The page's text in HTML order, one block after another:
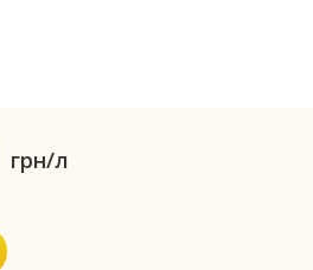
грн/л